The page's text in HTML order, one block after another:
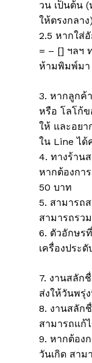
วน เป็นต้น
ให้ตรงกลาง)
2.5 หากใส่
= – [] ฯลฯ
ห้ามพิมพ์มา
3. หากลูกค้
หรือ โลโก้ข
ให้ และอยา
ใน Line ได้
4. ทางร้าน
หากต้องกา
50 บาท
5. สามารถ
สามารถรว
6. ตัวอักษร
เครื่องประ
7. งานสลัก
ส่งให้วันพรุ่
8. งานสลัก
สามารถแก้
9. หากต้อง
วันเกิด สาม